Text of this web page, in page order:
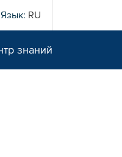
Язык: RU
знаний